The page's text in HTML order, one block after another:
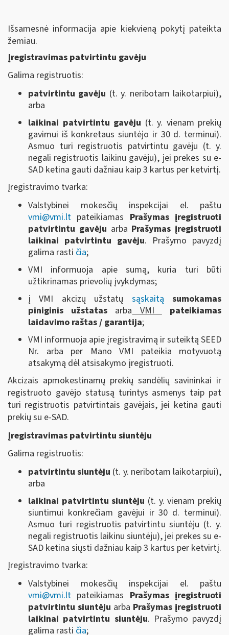
Išsamesnė informacija apie kiekvieną pokytį pateikta
žemiau.
Įregistravimas patvirtintu gavėju
Galima registruotis:
patvirtintu gavėju (t. y. neribotam laikotarpiui),
arba
laikinai patvirtintu gavėju (t. y. vienam prekių
gavimui iš konkretaus siuntėjo ir 30 d. terminui).
Asmuo turi registruotis patvirtintu gavėju (t. y.
negali registruotis laikinu gavėju), jei prekes su e-
SAD ketina gauti dažniau kaip 3 kartus per ketvirtį.
Įregistravimo tvarka:
Valstybinei mokesčių inspekcijai el. paštu
vmi@vmi.lt pateikiamas Prašymas įregistruoti
patvirtintu gavėju arba Prašymas įregistruoti
laikinai patvirtintu gavėju. Prašymo pavyzdį
galima rasti čia;
VMI informuoja apie sumą, kuria turi būti
užtikrinamas prievolių įvykdymas;
į VMI akcizų užstatų sąskaitą
sumokamas
piniginis užstatas arba VMI
pateikiamas
laidavimo raštas / garantija;
VMI informuoja apie įregistravimą ir suteiktą SEED
Nr. arba per Mano VMI pateikia motyvuotą
atsakymą dėl atsisakymo įregistruoti.
Akcizais apmokestinamų prekių sandėlių savininkai ir
registruoto gavėjo statusą turintys asmenys taip pat
turi registruotis patvirtintais gavėjais, jei ketina gauti
prekių su e-SAD.
Įregistravimas patvirtintu siuntėju
Galima registruotis:
patvirtintu siuntėju (t. y. neribotam laikotarpiui),
arba
laikinai patvirtintu siuntėju (t. y. vienam prekių
siuntimui konkrečiam gavėjui ir 30 d. terminui).
Asmuo turi registruotis patvirtintu siuntėju (t. y.
negali registruotis laikinu siuntėju), jei prekes su e-
SAD ketina siųsti dažniau kaip 3 kartus per ketvirtį.
Įregistravimo tvarka:
Valstybinei mokesčių inspekcijai el. paštu
vmi@vmi.lt pateikiamas Prašymas įregistruoti
patvirtintu siuntėju arba Prašymas įregistruoti
laikinai patvirtintu siuntėju. Prašymo pavyzdį
galima rasti čia;